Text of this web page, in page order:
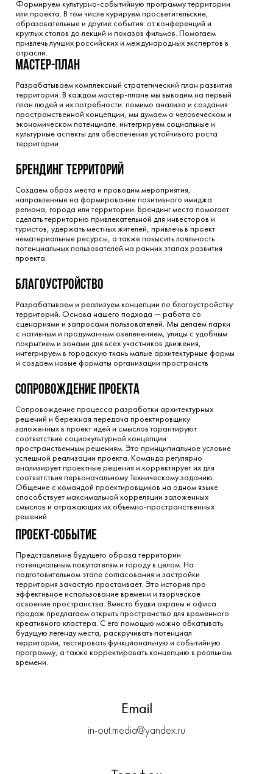
Представление будущего образа территории
потенциальным покупателям и городу в целом. На
подготовительном этапе согласования и застройки
территория зачастую простаивает. Это история про
эффективное использование времени и творческое
освоение пространства. Вместо будки охраны и офиса
продаж предлагаем открыть пространство для временного
креативного кластера. С его помощью можно обкатывать
будущую легенду места, раскручивать потенциал
территории, тестировать функциональную и событийную
программу, а также корректировать концепцию в реальном
времени.
проект-событие
Сопровождение процесса разработки архитектурных
решений и бережная передача проектировщику
заложенных в проект идей и смыслов гарантируют
соответствие социокультурной концепции
пространственным решениям. Это принципиальное условие
успешной реализации проекта. Команда регулярно
анализирует проектные решения и корректирует их для
соответствия первоначальному Техническому заданию.
Общение с командой проектировщиков на одном языке
способствует максимальной корреляции заложенных
смыслов и отражающих их объемно-пространственных
решений
сопровождение проекта
Разрабатываем и реализуем концепции по благоустройству
территорий. Основа нашего подхода — работа со
сценариями и запросами пользователей. Мы делаем парки
с нативным и продуманным озеленением, улицы с удобным
покрытием и зонами для всех участников движения,
интегрируем в городскую ткань малые архитектурные формы
и создаем новые форматы организации пространств
благоустройство
Создаем образ места и проводим мероприятия,
направленные на формирование позитивного имиджа
региона, города или территории. Брендинг места помогает
сделать территорию привлекательной для инвесторов и
туристов, удержать местных жителей, привлечь в проект
нематериальные ресурсы, а также повысить лояльность
потенциальных пользователей на ранних этапах развития
проекта.
брендинг территорий
Разрабатываем комплексный стратегический план развития
территории. В каждом мастер-плане мы выводим на первый
план людей и их потребности: помимо анализа и создания
пространственной концепции, мы думаем о человеческом и
экономическом потенциале. интегрируем социальные и
культурные аспекты для обеспечения устойчивого роста
территории
мастер-план
Формируем культурно-событийную программу территории
или проекта. В том числе курируем просветительские,
образовательные и другие события: от конференций и
круглых столов до лекций и показов фильмов. Помогаем
привлечь лучших российских и международных экспертов в
отрасли.
Email
in-out.media@yandex.ru